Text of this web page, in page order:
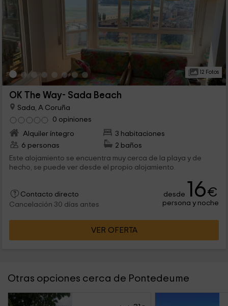
12 Fotos
OK The Way- Sada Beach
Sada, A Coruña
0 opiniones
Alquiler íntegro
3 habitaciones
6 personas
2 baños
Este alojamiento se encuentra muy cerca de la playa y de
hecho, se puede ver desde el propio alojamiento.
Contacto directo
Cancelación 30 días antes
desde 16€
persona y noche
VER OFERTA
Otras opciones cerca de Pontedeume